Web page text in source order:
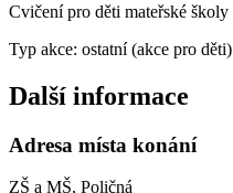
Cvičení pro děti mateřské školy
Typ akce: ostatní (akce pro děti)
Další informace
Adresa místa konání
ZŠ a MŠ, Poličná